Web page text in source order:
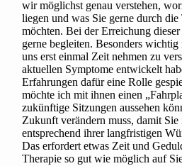
wir möglichst genau verstehen,
liegen und was Sie gerne durch die
möchten. Bei der Erreichung
gerne begleiten. Besonders
uns erst einmal Zeit nehmen zu
aktuellen Symptome entwickelt
Erfahrungen dafür eine Rolle
möchte ich mit ihnen einen
zukünftige Sitzungen aussehen
Zukunft verändern muss, damit
entsprechend ihrer langfristigen
Das erfordert etwas Zeit und
Therapie so gut wie möglich auf